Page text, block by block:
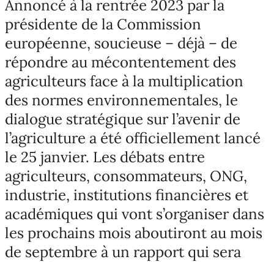
Annoncé à la rentrée 2023 par la
présidente de la Commission
européenne, soucieuse – déjà – de
répondre au mécontentement des
agriculteurs face à la multiplication
des normes environnementales, le
dialogue stratégique sur l’avenir de
l’agriculture a été officiellement lancé
le 25 janvier. Les débats entre
agriculteurs, consommateurs, ONG,
industrie, institutions financières et
académiques qui vont s’organiser dans
les prochains mois aboutiront au mois
de septembre à un rapport qui sera